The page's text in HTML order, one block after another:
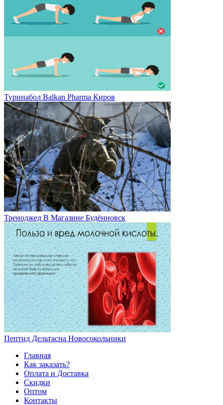
Туринабол Balkan Pharma Киров
Треноджед В Магазине Будённовск
Пептид Дельтасна Новосокольники
Главная
Как заказать?
Оплата и Доставка
Скидки
Оптом
Контакты